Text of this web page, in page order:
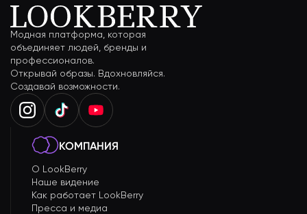
Модная платформа, которая
объединяет людей, бренды и
профессионалов.
Открывай образы. Вдохновляйся.
Создавай возможности.
КОМПАНИЯ
О LookBerry
Наше видение
Как работает LookBerry
Пресса и медиа